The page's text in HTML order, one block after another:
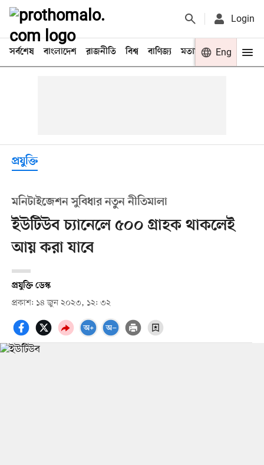
Login
সর্বশেষ বাংলাদেশ রাজনীতি বিশ্ব বাণিজ্য মতামত খেলা
Eng
প্রযুক্তি
মনিটাইজেশন সুবিধার নতুন নীতিমালা
ইউটিউব চ্যানেলে ৫০০ গ্রাহক থাকলেই
আয় করা যাবে
প্রযুক্তি ডেস্ক
প্রকাশ: ১৪ জুন ২০২৩, ১২: ৩২